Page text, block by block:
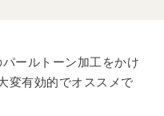
ールトーン加工をかけ
変有効的でオススメで